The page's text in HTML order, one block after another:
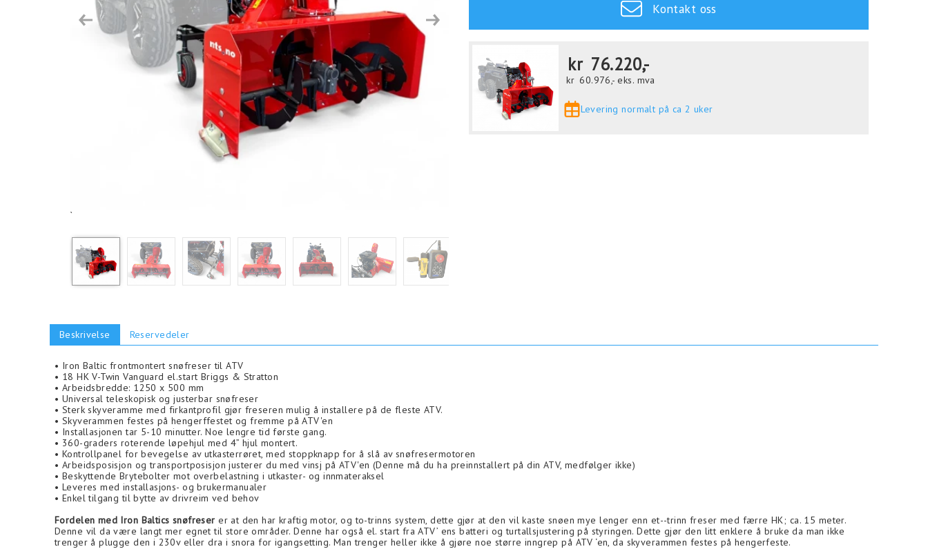
Previous Next
`
Kontakt oss
kr 76.220,-
kr 60.976,- eks. mva
Levering normalt på ca 2 uker
Beskrivelse Reservedeler
• Iron Baltic frontmontert snøfreser til ATV
• 18 HK V-Twin Vanguard el.start Briggs & Stratton
• Arbeidsbredde: 1250 x 500 mm
• Universal teleskopisk og justerbar snøfreser
• Sterk skyveramme med firkantprofil gjør freseren mulig å installere på de fleste ATV.
• Skyverammen festes på hengerffestet og fremme på ATV'en
• Installasjonen tar 5-10 minutter. Noe lengre tid første gang.
• 360-graders roterende løpehjul med 4” hjul montert.
• Kontrollpanel for bevegelse av utkasterrøret, med stoppknapp for å slå av snøfresermotoren
• Arbeidsposisjon og transportposisjon justerer du med vinsj på ATV'en (Denne må du ha preinnstallert på din ATV, medfølger ikke)
• Beskyttende Brytebolter mot overbelastning i utkaster- og innmateraksel
• Leveres med installasjons- og brukermanualer
• Enkel tilgang til bytte av drivreim ved behov
Fordelen med Iron Baltics snøfreser er at den har kraftig motor, og to-trinns system, dette gjør at den vil kaste snøen mye lenger enn et--trinn freser med færre HK; ca. 15 meter.
Denne vil da være langt mer egnet til store områder. Denne har også el. start fra ATV’ ens batteri og turtallsjustering på styringen. Dette gjør den litt enklere å bruke da man ikke
trenger å plugge den i 230v eller dra i snora for igangsetting. Man trenger heller ikke å gjøre noe større inngrep på ATV ‘en, da skyverammen festes på hengerfeste.